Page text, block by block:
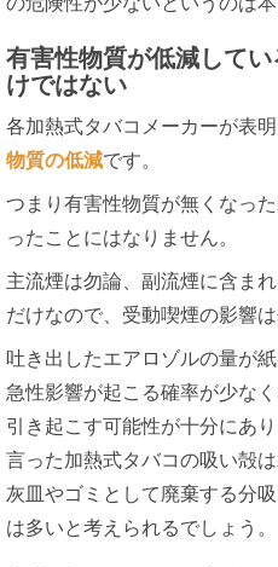
有害性物質が低減して
けではない
各加熱式タバコメーカーが表
物質の低減です。
つまり有害性物質が無くなっ
ったことにはなりません。
主流煙は勿論、副流煙に含ま
だけなので、受動喫煙の影響は
吐き出したエアロゾルの量が
急性影響が起こる確率が少な
引き起こす可能性が十分にあ
言った加熱式タバコの吸い殻
灰皿やゴミとして廃棄する分
は多いと考えられるでしょう。